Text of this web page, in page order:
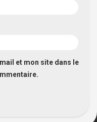
et mon site dans le